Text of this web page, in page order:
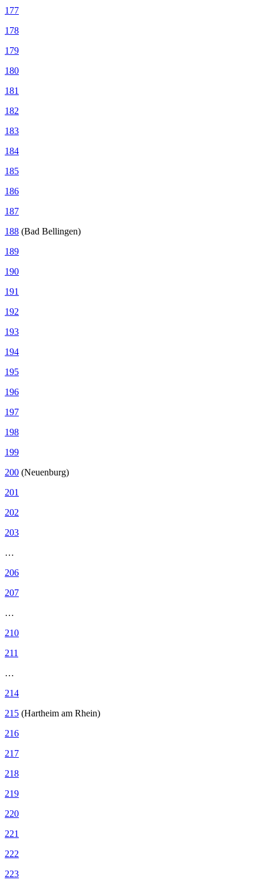
177
178
179
180
181
182
183
184
185
186
187
188 (Bad Bellingen)
189
190
191
192
193
194
195
196
197
198
199
200 (Neuenburg)
201
202
203
…
206
207
…
210
211
…
214
215 (Hartheim am Rhein)
216
217
218
219
220
221
222
223